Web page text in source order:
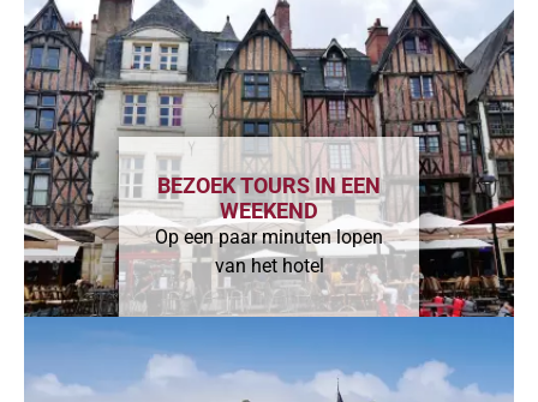
BEZOEK TOURS IN EEN
WEEKEND
Op een paar minuten lopen
van het hotel